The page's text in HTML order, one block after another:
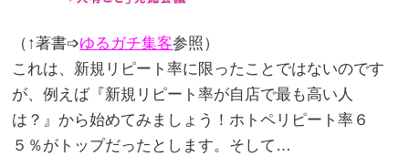
（↑著書➩ゆるガチ集客参照）
これは、新規リピート率に限ったことではないのです
が、例えば『新規リピート率が自店で最も高い人
は？』から始めてみましょう！ホトペリピート率６
５％がトップだったとします。そして…